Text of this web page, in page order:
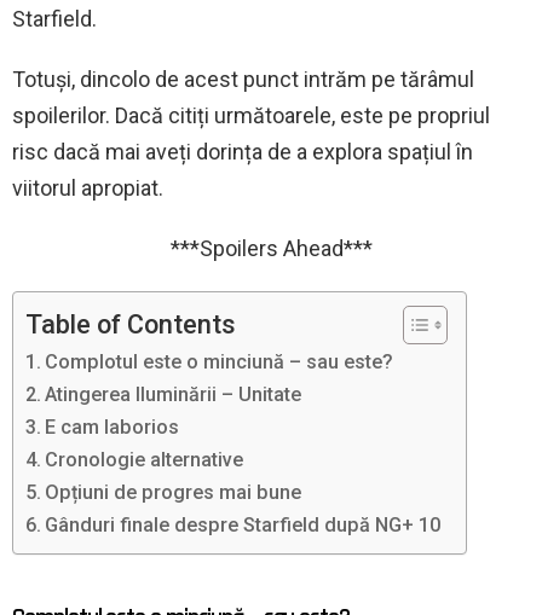
Starfield.
Totuși, dincolo de acest punct intrăm pe tărâmul
spoilerilor. Dacă citiți următoarele, este pe propriul
risc dacă mai aveți dorința de a explora spațiul în
viitorul apropiat.
***Spoilers Ahead***
Table of Contents
Complotul este o minciună – sau este?
Atingerea Iluminării – Unitate
E cam laborios
Cronologie alternative
Opțiuni de progres mai bune
Gânduri finale despre Starfield după NG+ 10